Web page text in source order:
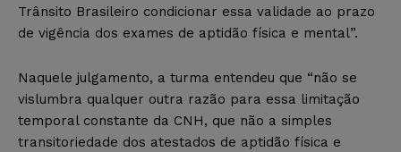
Trânsito Brasileiro condicionar essa validade ao prazo
de vigência dos exames de aptidão física e mental”.
Naquele julgamento, a turma entendeu que “não se
vislumbra qualquer outra razão para essa limitação
temporal constante da CNH, que não a simples
transitoriedade dos atestados de aptidão física e